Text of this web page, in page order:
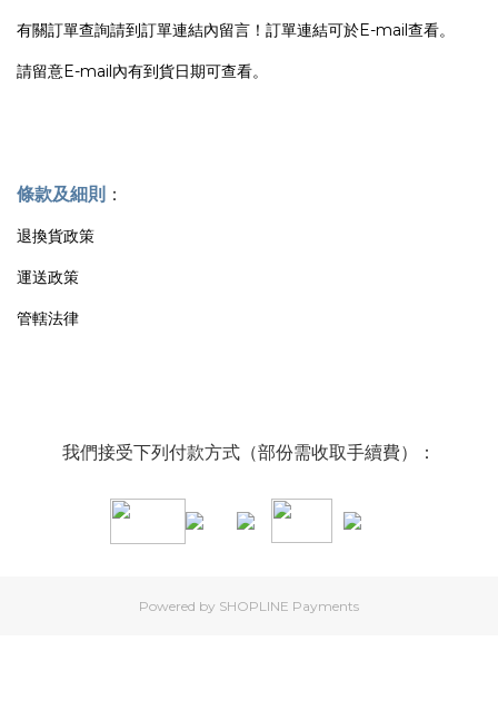
有關訂單查詢請到訂單連結內留言！訂單連結可於E-mail查看。
請留意E-mail內有到貨日期可查看。
條款及細則 ：
退換貨政策
運送政策
管轄法律
我們接受下列付款方式（部份需收取手續費）：
Powered by SHOPLINE Payments